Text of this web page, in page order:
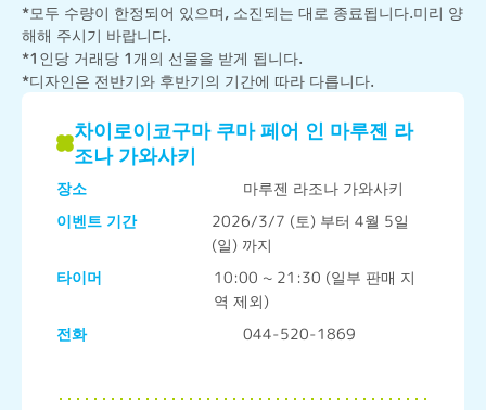
*모두 수량이 한정되어 있으며, 소진되는 대로 종료됩니다.미리 양
해해 주시기 바랍니다.
*1인당 거래당 1개의 선물을 받게 됩니다.
*디자인은 전반기와 후반기의 기간에 따라 다릅니다.
차이로이코구마 쿠마 페어 인 마루젠 라
조나 가와사키
장소
마루젠 라조나 가와사키
이벤트 기간
2026/3/7 (토) 부터 4월 5일
(일) 까지
타이머
10:00 ~ 21:30 (일부 판매 지
역 제외)
전화
044-520-1869